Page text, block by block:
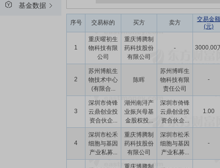
基金数据
序号 交易标的 买方 卖方
交易金额
(元)
1
重庆曜初生
物科技有限
公司
重庆博腾制
药科技股份
有限公司
- 3000.00
2
苏州博航生
物技术中心
(有限合...
陈晖
苏州博晖生
物科技有限
责任公司
-
3
深圳市倚锋
云鼎创业投
资合伙企...
湖州南浔产
业振兴母基
金股权投...
深圳市倚锋
云鼎创业投
资合伙企...
1.00
4
深圳市松禾
细胞与基因
产业私募...
重庆博腾制
药科技股份
有限公司
深圳市松禾
细胞与基因
产业私募...
-
重庆博腾制